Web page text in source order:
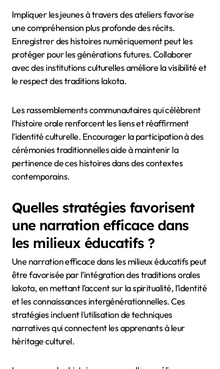
Impliquer les jeunes à travers des ateliers favorise
une compréhension plus profonde des récits.
Enregistrer des histoires numériquement peut les
protéger pour les générations futures. Collaborer
avec des institutions culturelles améliore la visibilité et
le respect des traditions lakota.
Les rassemblements communautaires qui célèbrent
l’histoire orale renforcent les liens et réaffirment
l’identité culturelle. Encourager la participation à des
cérémonies traditionnelles aide à maintenir la
pertinence de ces histoires dans des contextes
contemporains.
Quelles stratégies favorisent
une narration efficace dans
les milieux éducatifs ?
Une narration efficace dans les milieux éducatifs peut
être favorisée par l’intégration des traditions orales
lakota, en mettant l’accent sur la spiritualité, l’identité
et les connaissances intergénérationnelles. Ces
stratégies incluent l’utilisation de techniques
narratives qui connectent les apprenants à leur
héritage culturel.